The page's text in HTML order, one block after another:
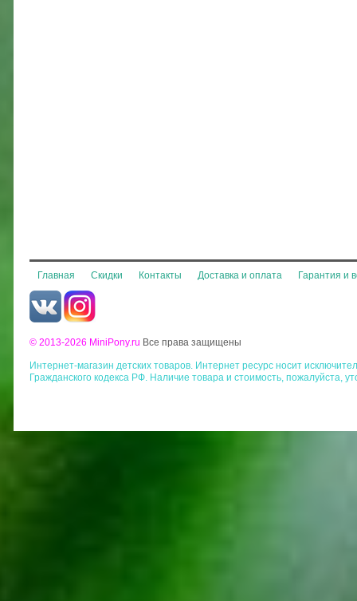
Главная Скидки Контакты Доставка и оплата Гарантия и
© 2013-2026 MiniPony.ru Все права защищены
Интернет-магазин детских товаров. Интернет ресурс носит
Гражданского кодекса РФ. Наличие товара и стоимость, пожалуйста,